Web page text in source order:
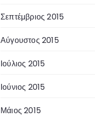
Σεπτέμβριος 2015
Αύγουστος 2015
Ιούλιος 2015
Ιούνιος 2015
Μάιος 2015